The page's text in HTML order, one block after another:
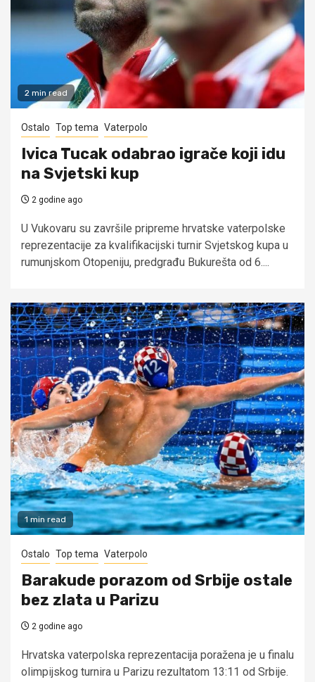
2 min read
Ostalo Top tema Vaterpolo
Ivica Tucak odabrao igrače koji idu
na Svjetski kup
2 godine ago
U Vukovaru su završile pripreme hrvatske vaterpolske
reprezentacije za kvalifikacijski turnir Svjetskog kupa u
rumunjskom Otopeniju, predgrađu Bukurešta od 6....
1 min read
Ostalo Top tema Vaterpolo
Barakude porazom od Srbije ostale
bez zlata u Parizu
2 godine ago
Hrvatska vaterpolska reprezentacija poražena je u finalu
olimpijskog turnira u Parizu rezultatom 13:11 od Srbije.